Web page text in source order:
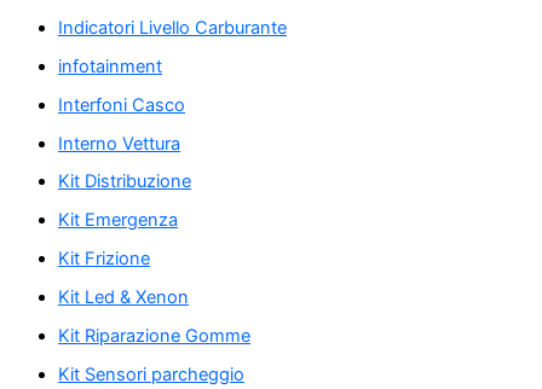
Indicatori Livello Carburante
infotainment
Interfoni Casco
Interno Vettura
Kit Distribuzione
Kit Emergenza
Kit Frizione
Kit Led & Xenon
Kit Riparazione Gomme
Kit Sensori parcheggio